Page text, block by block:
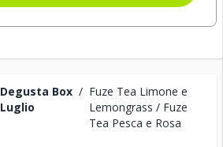
Degusta Box
Luglio
/ Fuze Tea Limone e
Lemongrass / Fuze
Tea Pesca e Rosa